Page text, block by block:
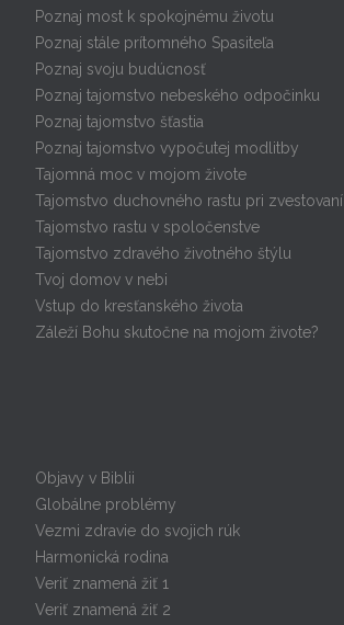
Poznaj most k spokojnému životu
Poznaj stále prítomného Spasiteľa
Poznaj svoju budúcnosť
Poznaj tajomstvo nebeského odpočinku
Poznaj tajomstvo šťastia
Poznaj tajomstvo vypočutej modlitby
Tajomná moc v mojom živote
Tajomstvo duchovného rastu pri zvestovaní
Tajomstvo rastu v spoločenstve
Tajomstvo zdravého životného štýlu
Tvoj domov v nebi
Vstup do kresťanského života
Záleží Bohu skutočne na mojom živote?
Objavy v Biblii
Globálne problémy
Vezmi zdravie do svojich rúk
Harmonická rodina
Veriť znamená žiť 1
Veriť znamená žiť 2